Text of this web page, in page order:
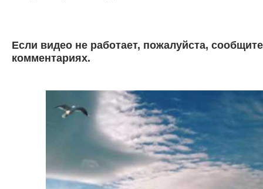
Eсли видео не работает, пожалуйста,
комментариях.